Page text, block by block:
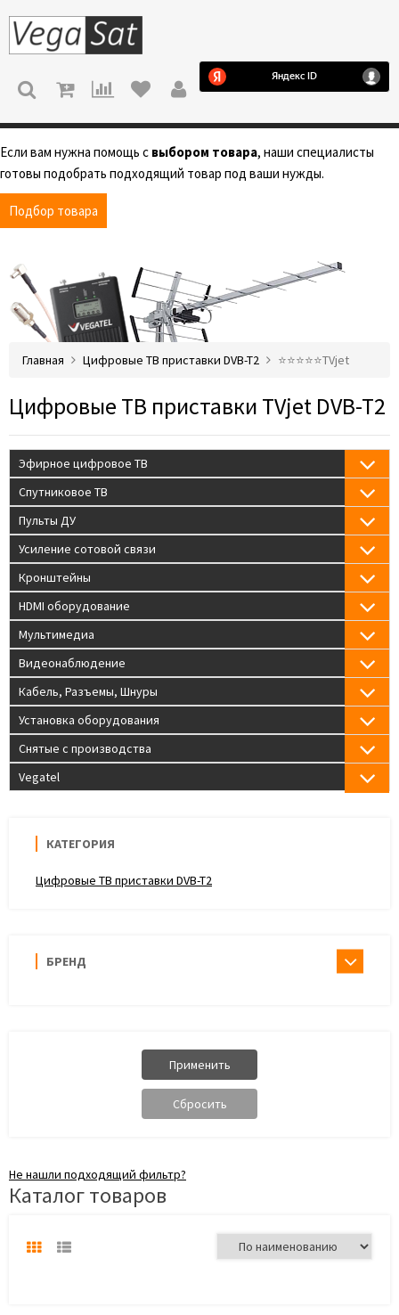
МЕНЮ
Если вам нужна помощь с выбором товара, наши специалисты
готовы подобрать подходящий товар под ваши нужды.
Подбор товара
Главная Цифровые ТВ приставки DVB-T2 ⭐️⭐️⭐️⭐️⭐️TVjet
Цифровые ТВ приставки TVjet DVB-T2
Эфирное цифровое ТВ
Спутниковое ТВ
Пульты ДУ
Усиление сотовой связи
Кронштейны
HDMI оборудование
Мультимедиа
Видеонаблюдение
Кабель, Разъемы, Шнуры
Установка оборудования
Снятые с производства
Vegatel
КАТЕГОРИЯ
Цифровые ТВ приставки DVB-T2
БРЕНД
Не нашли подходящий фильтр?
Каталог товаров